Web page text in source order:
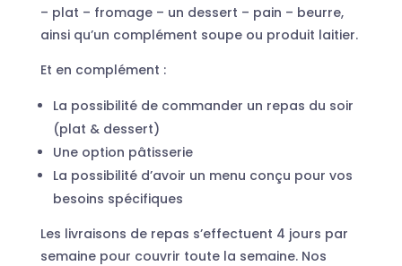
– plat – fromage – un dessert – pain – beurre,
ainsi qu’un complément soupe ou produit laitier.
Et en complément :
La possibilité de commander un repas du soir
(plat & dessert)
Une option pâtisserie
La possibilité d’avoir un menu conçu pour vos
besoins spécifiques
Les livraisons de repas s’effectuent 4 jours par
semaine pour couvrir toute la semaine. Nos